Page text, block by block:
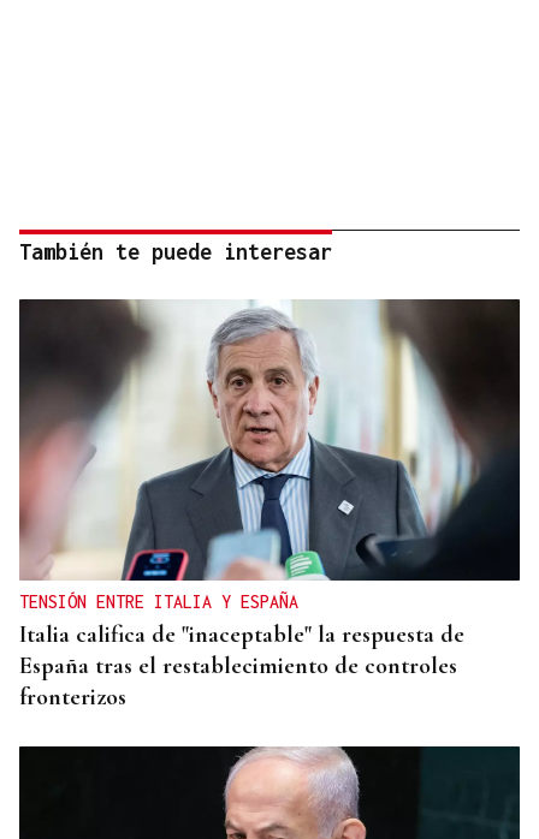
También te puede interesar
TENSIÓN ENTRE ITALIA Y ESPAÑA
Italia califica de "inaceptable" la respuesta de
España tras el restablecimiento de controles
fronterizos